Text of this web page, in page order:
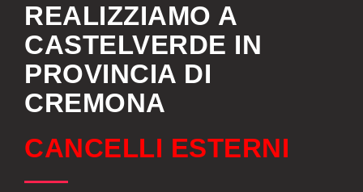
REALIZZIAMO A
CASTELVERDE IN
PROVINCIA DI
CREMONA
CANCELLI ESTERNI